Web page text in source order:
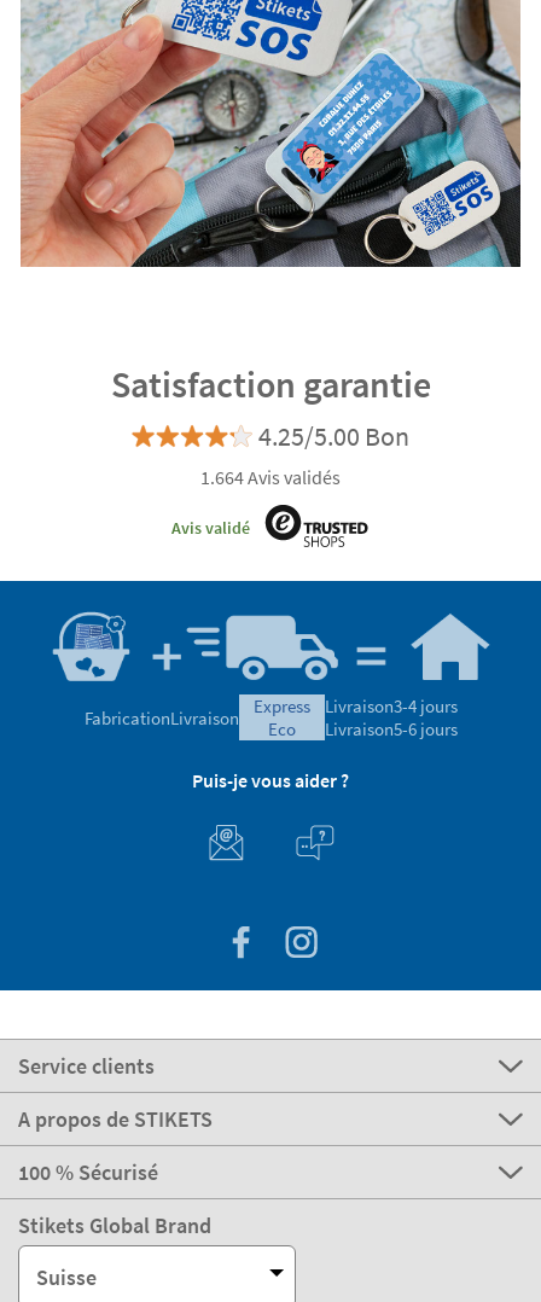
Satisfaction garantie
4.25/5.00 Bon
1.664 Avis validés
Avis validé
FabricationLivraison
express
eco
Livraison3-4 jours
Livraison5-6 jours
Puis-je vous aider ?
Service clients
A propos de STIKETS
100 % Sécurisé
Stikets Global Brand
Suisse